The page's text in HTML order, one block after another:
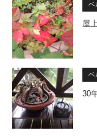
ベ
屋
ベ
30